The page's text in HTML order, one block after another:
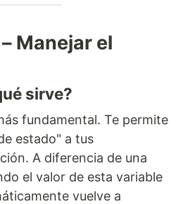
– Manejar el
sirve?
fundamental. Te permite
estado" a tus
A diferencia de una
el valor de esta variable
vuelve a